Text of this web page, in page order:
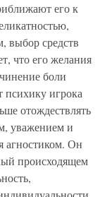
его к
выбор средств
что его желания
боли
психику игрока
отождествлять
уважением и
агностиком. Он
происходящем